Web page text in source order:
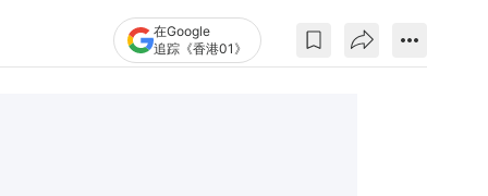
在Google
追踪《香港01》